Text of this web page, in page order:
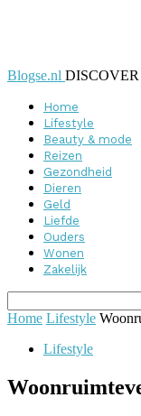
Blogse.nl
Home
Lifestyle
Beauty & mode
Reizen
Gezondheid
Dieren
Geld
Liefde
Ouders
Wonen
Zakelijk
Home Lifestyle
Lifestyle